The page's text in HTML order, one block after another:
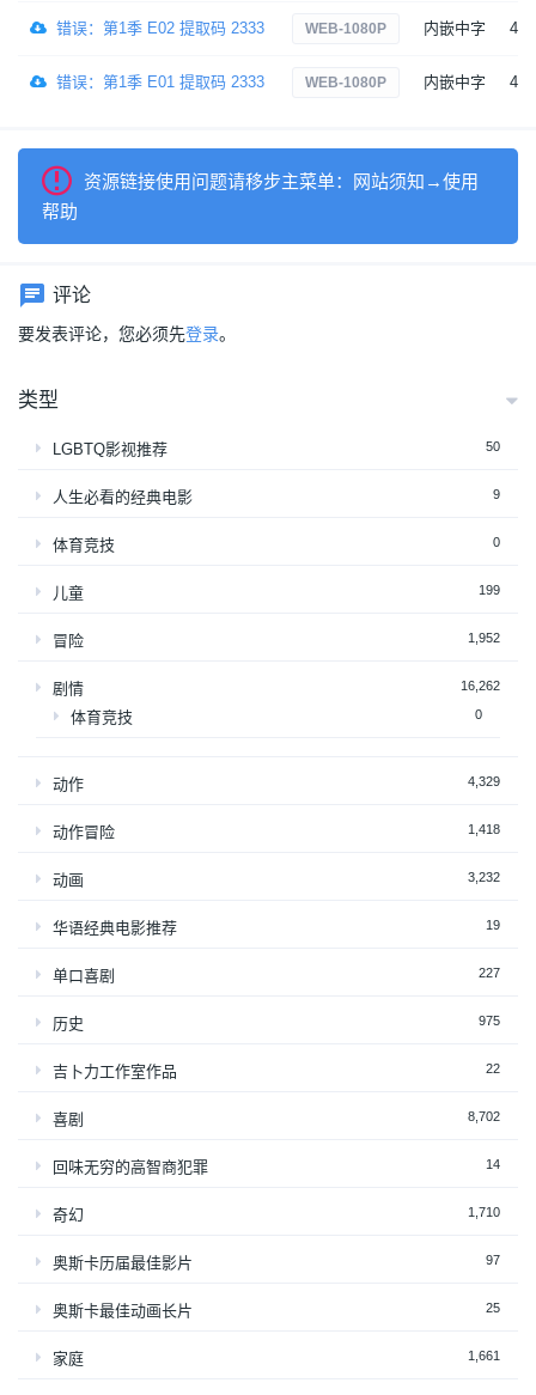
错误：第1季 E02 提取码 2333 WEB-1080P 内嵌中字 4
错误：第1季 E01 提取码 2333 WEB-1080P 内嵌中字 4
资源链接使用问题请移步主菜单：网站须知→使用
帮助
评论
要发表评论，您必须先登录。
类型
LGBTQ影视推荐 50
人生必看的经典电影 9
体育竞技 0
儿童 199
冒险 1,952
剧情 16,262
体育竞技 0
动作 4,329
动作冒险 1,418
动画 3,232
华语经典电影推荐 19
单口喜剧 227
历史 975
吉卜力工作室作品 22
喜剧 8,702
回味无穷的高智商犯罪 14
奇幻 1,710
奥斯卡历届最佳影片 97
奥斯卡最佳动画长片 25
家庭 1,661